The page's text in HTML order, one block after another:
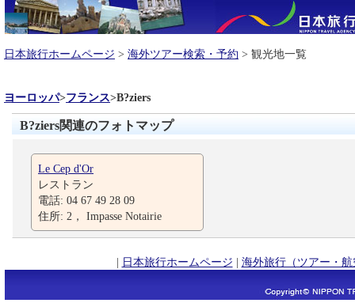
日本旅行ホームページ > 海外ツアー検索・予約 > 観光地一覧
ヨーロッパ>フランス>B?ziers
B?ziers関連のフォトマップ
Le Cep d'Or
レストラン
電話: 04 67 49 28 09
住所: 2， Impasse Notairie
| 日本旅行ホームページ | 海外旅行（ツアー・航